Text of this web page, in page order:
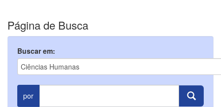
Página de Busca
Buscar em:
por